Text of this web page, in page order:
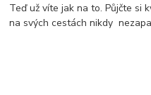
Teď už víte jak na to. Půjčte si
na svých cestách nikdy